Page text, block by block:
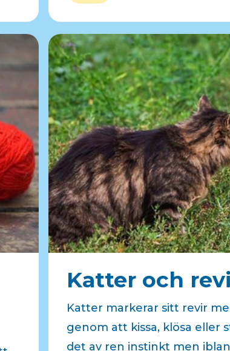
Katter och
Katter markerar sitt revir
genom att kissa, klösa eller
det av ren instinkt men